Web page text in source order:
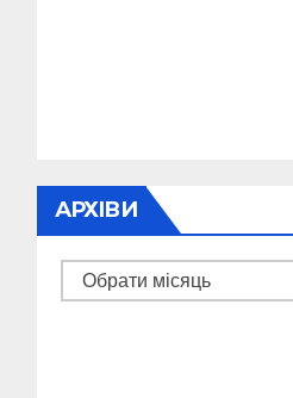
АРХІВИ
Архіви